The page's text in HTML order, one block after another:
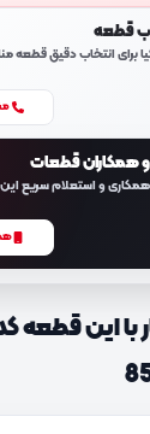
قطعه
برای انتخاب دقیق
و همکاران قطعات
و استعلام سریع
این قطعه